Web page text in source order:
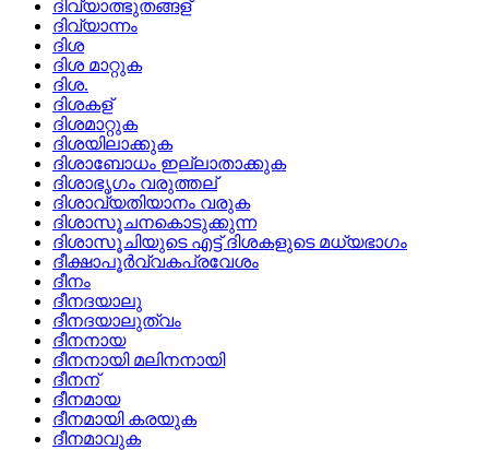
ദിവ്യാത്ഭുതങ്ങള്
ദിവ്യാന്നം
ദിശ
ദിശ മാറ്റുക
ദിശ.
ദിശകള്
ദിശമാറ്റുക
ദിശയിലാക്കുക
ദിശാബോധം ഇല്ലാതാക്കുക
ദിശാഭൃഗം വരുത്തല്
ദിശാവ്യതിയാനം വരുക
ദിശാസൂചനകൊടുക്കുന്ന
ദിശാസൂചിയുടെ എട്ട്‌ ദിശകളുടെ മധ്യഭാഗം
ദീക്ഷാപൂര്‍വ്വകപ്രവേശം
ദീനം
ദീനദയാലു
ദീനദയാലുത്വം
ദീനനായ
ദീനനായി മലിനനായി
ദീനന്
ദീനമായ
ദീനമായി കരയുക
ദീനമാവുക